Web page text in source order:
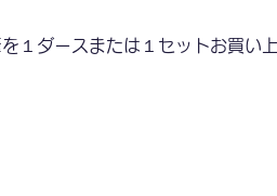
１ダースまたは１セットお買い